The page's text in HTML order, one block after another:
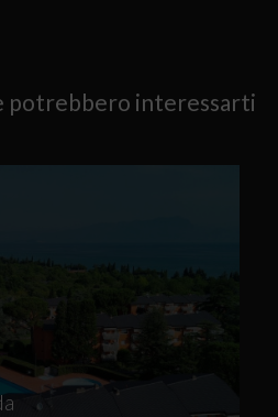
potrebbero interessarti